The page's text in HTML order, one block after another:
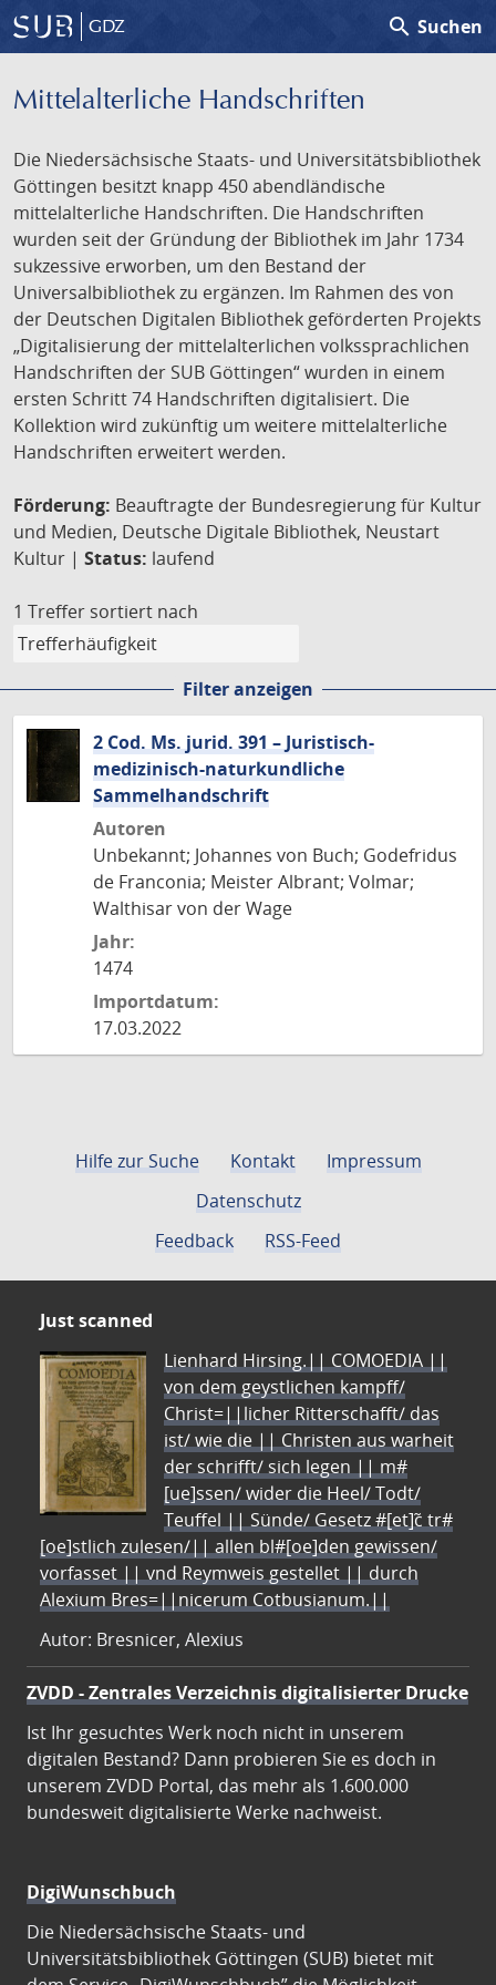
GDZ search Suchen
Mittelalterliche Handschriften
Die Niedersächsische Staats- und Universitätsbibliothek
Göttingen besitzt knapp 450 abendländische
mittelalterliche Handschriften. Die Handschriften
wurden seit der Gründung der Bibliothek im Jahr 1734
sukzessive erworben, um den Bestand der
Universalbibliothek zu ergänzen. Im Rahmen des von
der Deutschen Digitalen Bibliothek geförderten Projekts
„Digitalisierung der mittelalterlichen volkssprachlichen
Handschriften der SUB Göttingen“ wurden in einem
ersten Schritt 74 Handschriften digitalisiert. Die
Kollektion wird zukünftig um weitere mittelalterliche
Handschriften erweitert werden.
Förderung: Beauftragte der Bundesregierung für Kultur
und Medien, Deutsche Digitale Bibliothek, Neustart
Kultur | Status: laufend
1 Treffer sortiert nach
Filter anzeigen
2 Cod. Ms. jurid. 391 – Juristisch-
medizinisch-naturkundliche
Sammelhandschrift
Autoren
Unbekannt; Johannes von Buch; Godefridus
de Franconia; Meister Albrant; Volmar;
Walthisar von der Wage
Jahr:
1474
Importdatum:
17.03.2022
Hilfe zur Suche Kontakt
Impressum
Datenschutz
Feedback
RSS-Feed
Just scanned
Lienhard Hirsing.|| COMOEDIA ||
von dem geystlichen kampff/
Christ=||licher Ritterschafft/ das
ist/ wie die || Christen aus warheit
der schrifft/ sich legen || m#
[ue]ssen/ wider die Heel/ Todt/
Teuffel || Sünde/ Gesetz #[et]c̃ tr#
[oe]stlich zulesen/|| allen bl#[oe]den gewissen/
vorfasset || vnd Reymweis gestellet || durch
Alexium Bres=||nicerum Cotbusianum.||
Autor: Bresnicer, Alexius
ZVDD - Zentrales Verzeichnis digitalisierter Drucke
Ist Ihr gesuchtes Werk noch nicht in unserem
digitalen Bestand? Dann probieren Sie es doch in
unserem ZVDD Portal, das mehr als 1.600.000
bundesweit digitalisierte Werke nachweist.
DigiWunschbuch
Die Niedersächsische Staats- und
Universitätsbibliothek Göttingen (SUB) bietet mit